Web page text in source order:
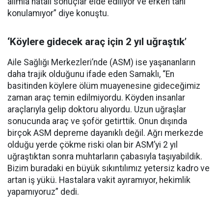
konulamıyor” diye konuştu.
‘Köylere gidecek araç için 2 yıl uğraştık’
Aile Sağlığı Merkezleri’nde (ASM) ise yaşananların
daha trajik olduğunu ifade eden Samaklı, “En
basitinden köylere ölüm muayenesine gideceğimiz
zaman araç temin edilmiyordu. Köyden insanlar
araçlarıyla gelip doktoru alıyordu. Uzun uğraşlar
sonucunda araç ve şoför getirttik. Onun dışında
birçok ASM depreme dayanıklı değil. Ağrı merkezde
olduğu yerde çökme riski olan bir ASM’yi 2 yıl
uğraştıktan sonra muhtarların çabasıyla taşıyabildik.
Bizim buradaki en büyük sıkıntılımız yetersiz kadro ve
artan iş yükü. Hastalara vakit ayıramıyor, hekimlik
yapamıyoruz” dedi.